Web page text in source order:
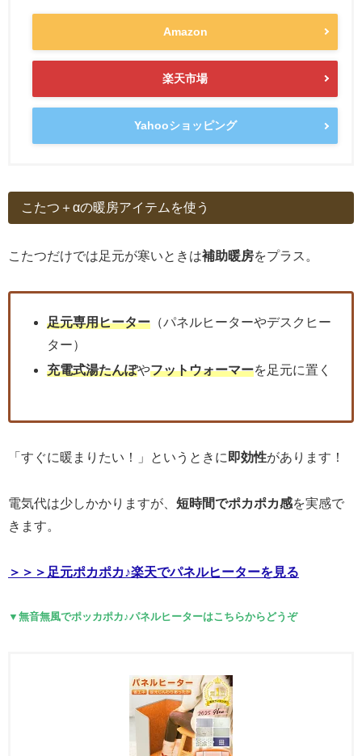
Amazon
楽天市場
Yahooショッピング
こたつ＋αの暖房アイテムを使う
こたつだけでは足元が寒いときは補助暖房をプラス。
足元専用ヒーター （パネルヒーターやデスクヒー
ター）
充電式湯たんぽやフットウォーマーを足元に置く
「すぐに暖まりたい！」というときに 即効性があります！
電気代は少しかかりますが、 短時間でポカポカ感を実感で
きます。
＞＞＞足元ポカポカ♪楽天でパネルヒーターを見る
▼無音無風でポッカポカ♪パネルヒーターはこちらからどうぞ